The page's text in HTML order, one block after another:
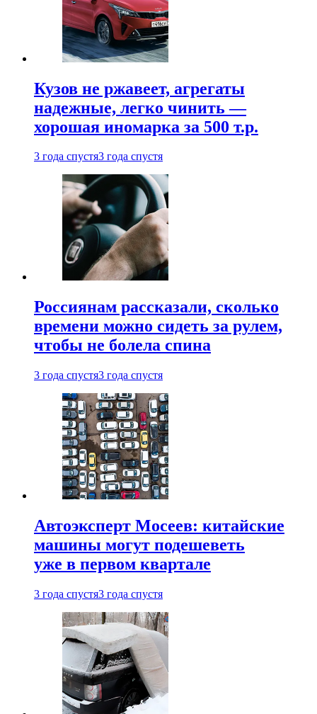
Кузов не ржавеет, агрегаты
надежные, легко чинить —
хорошая иномарка за 500 т.р.
3 года спустя3 года спустя
Россиянам рассказали, сколько
времени можно сидеть за рулем,
чтобы не болела спина
3 года спустя3 года спустя
Автоэксперт Мосеев: китайские
машины могут подешеветь
уже в первом квартале
3 года спустя3 года спустя